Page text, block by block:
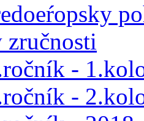
zručnosti
-
-